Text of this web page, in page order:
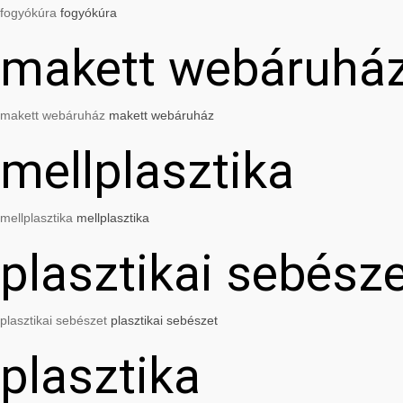
fogyókúra fogyókúra
makett
makett webáruház makett webáruház
mellplasztika
mellplasztika mellplasztika
plasztikai
plasztikai sebészet plasztikai sebészet
plasztika